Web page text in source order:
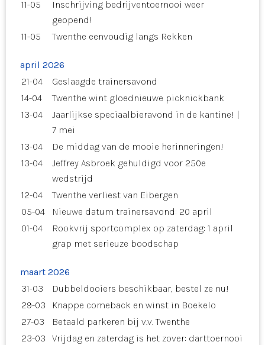
11-05
Inschrijving bedrijventoernooi weer
geopend!
11-05
Twenthe eenvoudig langs Rekken
april 2026
21-04
Geslaagde trainersavond
14-04
Twenthe wint gloednieuwe picknickbank
13-04
Jaarlijkse speciaalbieravond in de kantine! |
7 mei
13-04
De middag van de mooie herinneringen!
13-04
Jeffrey Asbroek gehuldigd voor 250e
wedstrijd
12-04
Twenthe verliest van Eibergen
05-04
Nieuwe datum trainersavond: 20 april
01-04
Rookvrij sportcomplex op zaterdag: 1 april
grap met serieuze boodschap
maart 2026
31-03
Dubbeldooiers beschikbaar, bestel ze nu!
29-03
Knappe comeback en winst in Boekelo
27-03
Betaald parkeren bij v.v. Twenthe
23-03
Vrijdag en zaterdag is het zover: darttoernooi